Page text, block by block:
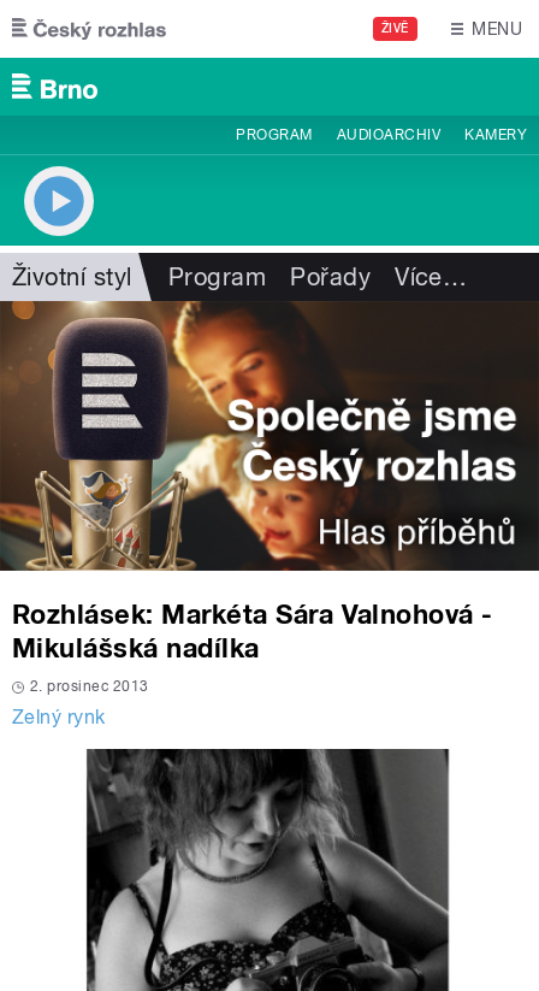
Přejít k hlavnímu obsahu
ŽIVĚ MENU
PROGRAM AUDIOARCHIV KAMERY
Životní styl Program Pořady Více…
Rozhlásek: Markéta Sára Valnohová -
Mikulášská nadílka
2. prosinec 2013
Zelný rynk